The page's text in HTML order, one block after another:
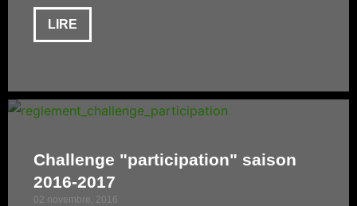
LIRE
Challenge "participation" saison
2016-2017
02 novembre, 2016